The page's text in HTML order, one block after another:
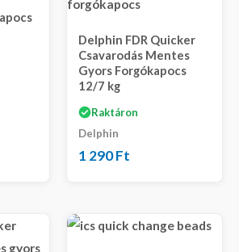
Delphin FDR Quicker
Csavarodás Mentes
Gyors Forgókapocs
12/7 kg
Raktáron
Delphin
1 290Ft